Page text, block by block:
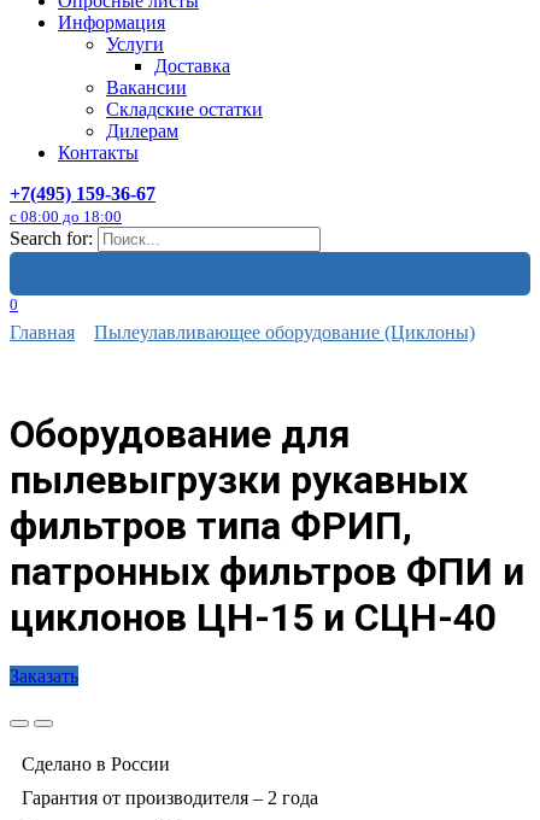
Информация
Услуги
Доставка
Вакансии
Складские остатки
Дилерам
Контакты
+7(495) 159-36-67
с 08:00 до 18:00
Search for:
0
Главная Пылеулавливающее оборудование (Циклоны)
Оборудование для
пылевыгрузки рукавных
фильтров типа ФРИП,
патронных фильтров ФПИ и
циклонов ЦН-15 и СЦН-40
Заказать
Сделано в России
Гарантия от производителя – 2 года